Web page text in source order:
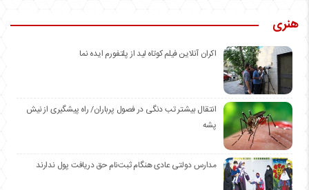
هنری
اکران آنلاین فیلم کوتاه لید از پلتفورم ایده نما
انتقال بیشتر تب دنگی در فصول پرباران/ راه پیشگیری از نیش
پشه
مدارس دولتی عادی هنگام ثبت‌نام حق دریافت پول ندارند